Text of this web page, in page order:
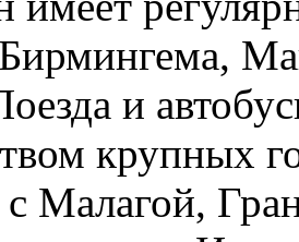
и
крупных
с Малагой,